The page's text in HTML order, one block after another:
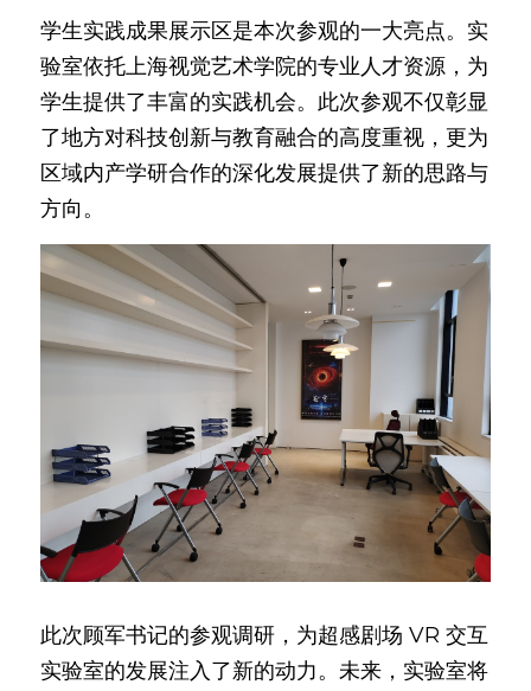
学生实践成果展示区是本次参观的一大亮点。实
验室依托上海视觉艺术学院的专业人才资源，为
学生提供了丰富的实践机会。此次参观不仅彰显
了地方对科技创新与教育融合的高度重视，更为
区域内产学研合作的深化发展提供了新的思路与
方向。
此次顾军书记的参观调研，为超感剧场 VR 交互
实验室的发展注入了新的动力。未来，实验室将